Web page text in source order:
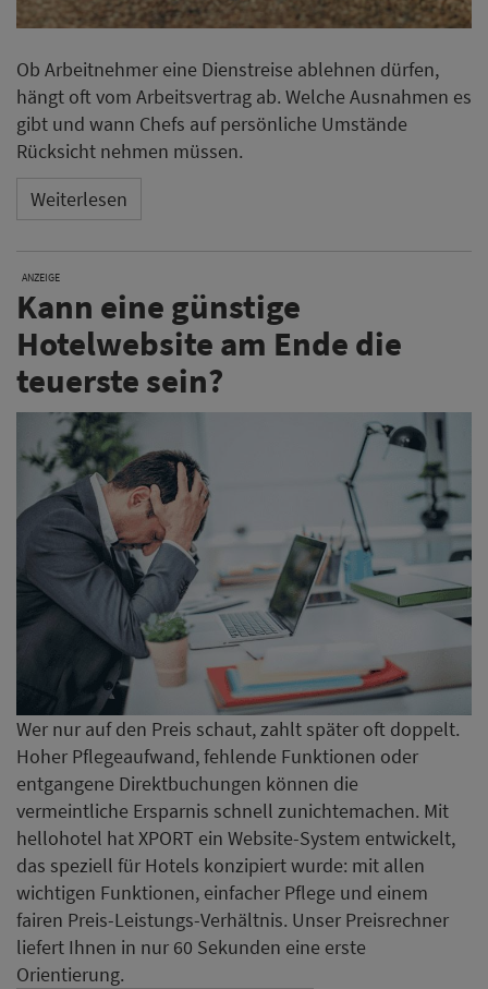
Ob Arbeitnehmer eine Dienstreise ablehnen dürfen,
hängt oft vom Arbeitsvertrag ab. Welche Ausnahmen es
gibt und wann Chefs auf persönliche Umstände
Rücksicht nehmen müssen.
Weiterlesen
ANZEIGE
Kann eine günstige
Hotelwebsite am Ende die
teuerste sein?
Wer nur auf den Preis schaut, zahlt später oft doppelt.
Hoher Pflegeaufwand, fehlende Funktionen oder
entgangene Direktbuchungen können die
vermeintliche Ersparnis schnell zunichtemachen. Mit
hellohotel hat XPORT ein Website-System entwickelt,
das speziell für Hotels konzipiert wurde: mit allen
wichtigen Funktionen, einfacher Pflege und einem
fairen Preis-Leistungs-Verhältnis. Unser Preisrechner
liefert Ihnen in nur 60 Sekunden eine erste
Orientierung.